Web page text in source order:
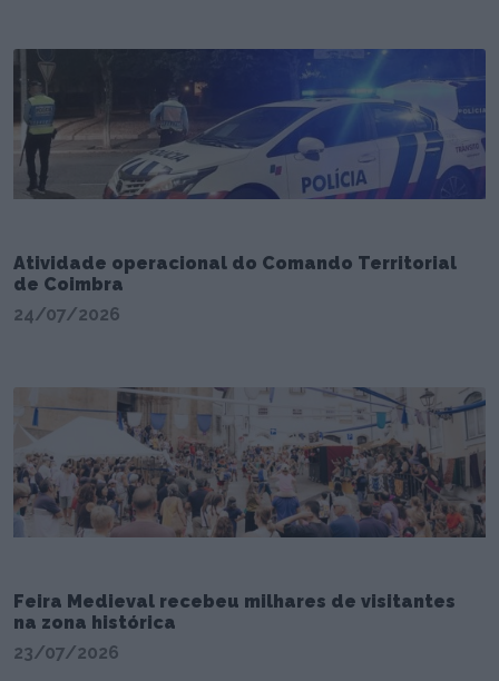
Atividade operacional do Comando Territorial
de Coimbra
24/07/2026
Feira Medieval recebeu milhares de visitantes
na zona histórica
23/07/2026